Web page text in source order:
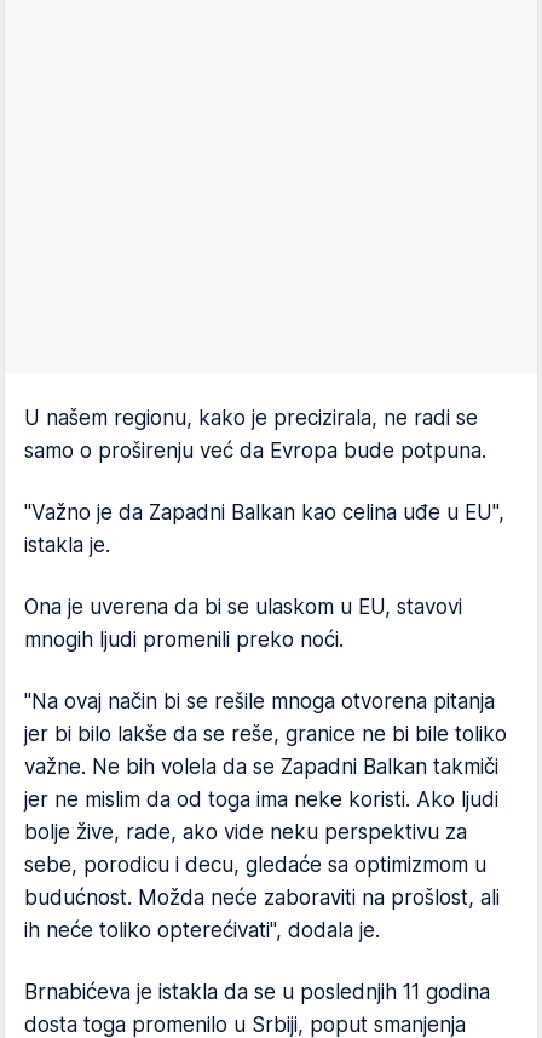
U našem regionu, kako je precizirala, ne radi se
samo o proširenju već da Evropa bude potpuna.
"Važno je da Zapadni Balkan kao celina uđe u EU",
istakla je.
Ona je uverena da bi se ulaskom u EU, stavovi
mnogih ljudi promenili preko noći.
"Na ovaj način bi se rešile mnoga otvorena pitanja
jer bi bilo lakše da se reše, granice ne bi bile toliko
važne. Ne bih volela da se Zapadni Balkan takmiči
jer ne mislim da od toga ima neke koristi. Ako ljudi
bolje žive, rade, ako vide neku perspektivu za
sebe, porodicu i decu, gledaće sa optimizmom u
budućnost. Možda neće zaboraviti na prošlost, ali
ih neće toliko opterećivati", dodala je.
Brnabićeva je istakla da se u poslednjih 11 godina
dosta toga promenilo u Srbiji, poput smanjenja